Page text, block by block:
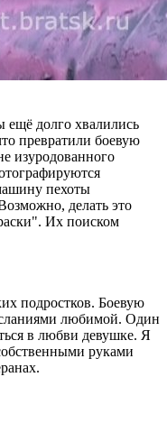
ещё долго хвалились
превратили боевую
изуродованного
пехоты
делать это
Их поиском
подростков. Боевую
любимой. Один
в любви девушке. Я
руками